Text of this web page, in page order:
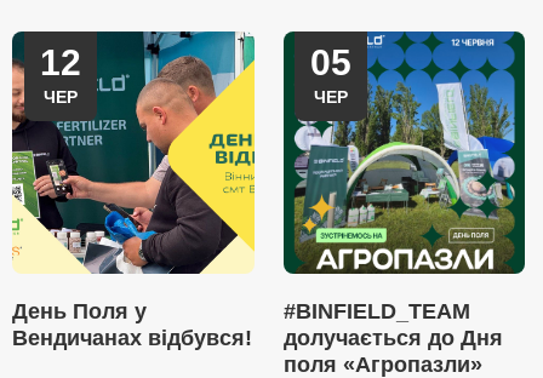
12
ЧЕР
День Поля у
Вендичанах відбувся!
05
ЧЕР
#BINFIELD_TEAM
долучається до Дня
поля «Агропазли»